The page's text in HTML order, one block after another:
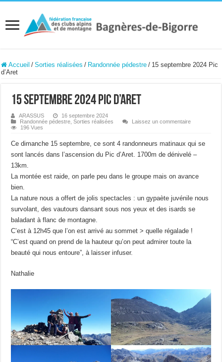
Accueil / Sorties réalisées / Randonnée pédestre / 15 septembre 2024 Pic
d’Aret
15 septembre 2024 Pic d’Aret
ARASSUS
16 septembre 2024
Randonnée pédestre ,Sorties réalisées
Laissez un commentaire
196 Vues
Ce dimanche 15 septembre, ce sont 4 randonneurs matinaux qui se
sont lancés dans l’ascension du Pic d’Aret. 1700m de dénivelé –
13km.
La montée est raide, on parle peu dans le groupe mais on avance
bien.
La nature nous a offert de jolis spectacles : un gypaète juvénile nous
survolant, des vautours dansant sous nos yeux et des isards se
baladant à flanc de montagne.
C’est à 12h45 que l’on est arrivé au sommet > quelle régalade !
“C’est quand on prend de la hauteur qu’on peut admirer toute la
beauté qui nous entoure”, à laisser infuser.
Nathalie